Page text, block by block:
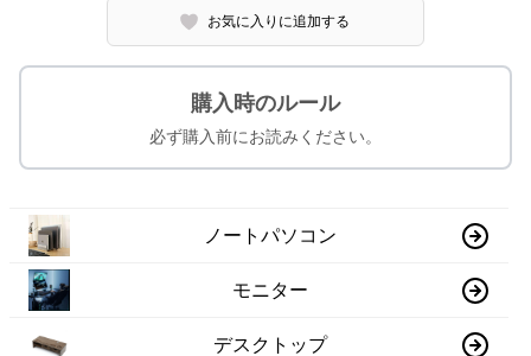
お気に入りに追加する
購入時のルール
必ず購入前にお読みください。
ノートパソコン
モニター
デスクトップ